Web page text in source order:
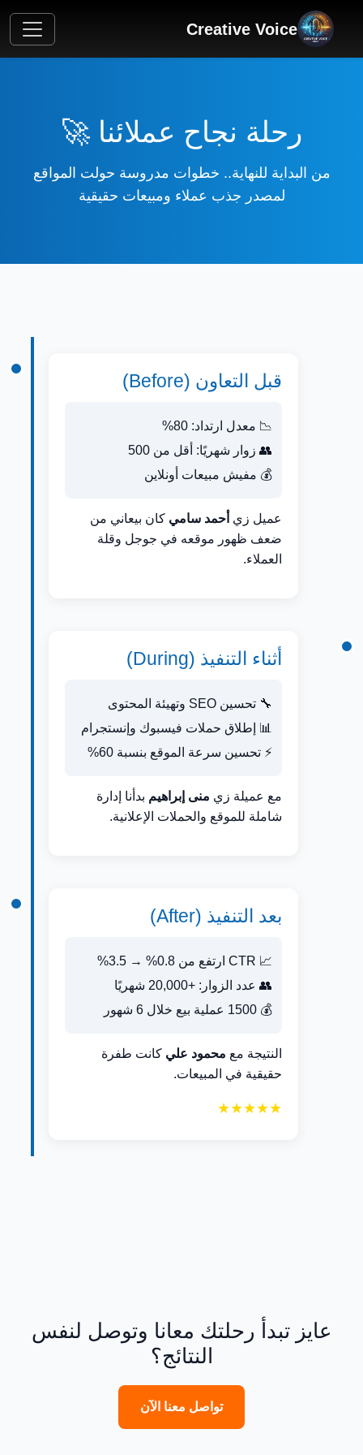
🌙 Creative Voice
رحلة نجاح عملائنا 🚀
من البداية للنهاية.. خطوات مدروسة حولت المواقع
لمصدر جذب عملاء ومبيعات حقيقية
قبل التعاون (Before)
📉 معدل ارتداد: 80%
👥 زوار شهريًا: أقل من 500
💰 مفيش مبيعات أونلاين
عميل زي أحمد سامي كان بيعاني من
ضعف ظهور موقعه في جوجل وقلة
العملاء.
أثناء التنفيذ (During)
🔧 تحسين SEO وتهيئة المحتوى
📊 إطلاق حملات فيسبوك وإنستجرام
⚡ تحسين سرعة الموقع بنسبة 60%
مع عميلة زي منى إبراهيم بدأنا إدارة
شاملة للموقع والحملات الإعلانية.
بعد التنفيذ (After)
📈 CTR ارتفع من 0.8% → 3.5%
👥 عدد الزوار: +20,000 شهريًا
💰 1500 عملية بيع خلال 6 شهور
النتيجة مع محمود علي كانت طفرة
حقيقية في المبيعات.
★★★★★
عايز تبدأ رحلتك معانا وتوصل لنفس
النتائج؟
تواصل معنا الآن